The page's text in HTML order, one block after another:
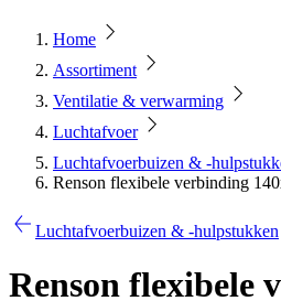
Home
Assortiment
Ventilatie & verwarming
Luchtafvoer
Luchtafvoerbuizen & -
Renson flexibele verbinding
Luchtafvoerbuizen & -hulpstukken
Renson flexibele